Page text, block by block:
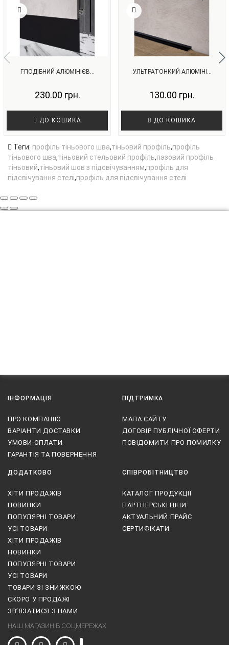
Г-ПОДІБНИЙ АЛЮМІНІЄВ...
230.00 грн.
ДО КОШИКА
УЛЬТРАТОНКИЙ АЛЮМІНІ...
130.00 грн.
ДО КОШИКА
Теги: профіль тіньового шва,тіньовий профіль,профіль
тіньового шва,тіньовий стельовий профіль,пазовий профіль
тіньовий,тіньовий шов з підсвічуванням,профіль для
підсвічування стелі,профіль для підсвічування стелі
ІНФОРМАЦІЯ
ПРО КОМПАНІЮ
ВАРІАНТИ ДОСТАВКИ
УМОВИ ОПЛАТИ
ГАРАНТІЯ ТА ПОВЕРНЕННЯ
ПІДТРИМКА
МАПА САЙТУ
ДОГОВІР ПУБЛІЧНОЇ ОФЕРТИ
ПОВІДОМИТИ ПРО ПОМИЛКУ
ДОДАТКОВО
ХІТИ ПРОДАЖІВ
НОВИНКИ
ПОПУЛЯРНІ ТОВАРИ
УСІ ТОВАРИ
ХІТИ ПРОДАЖІВ
НОВИНКИ
ПОПУЛЯРНІ ТОВАРИ
УСІ ТОВАРИ
ТОВАРИ ЗІ ЗНИЖКОЮ
СКОРО У ПРОДАЖІ
ЗВ’ЯЗАТИСЯ З НАМИ
СПІВРОБІТНИЦТВО
КАТАЛОГ ПРОДУКЦІЇ
ПАРТНЕРСЬКІ ЦІНИ
АКТУАЛЬНИЙ ПРАЙС
СЕРТИФІКАТИ
НАШ МАГАЗИН В СОЦМЕРЕЖАХ